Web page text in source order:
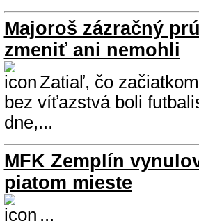
Majoroš zázračný
zmeniť ani nemohli
Zatiaľ, čo
bez víťazstvá boli
dne,...
MFK Zemplín
piatom mieste
...